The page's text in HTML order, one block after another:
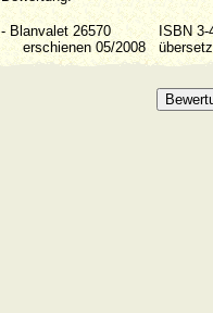
- Blanvalet 26570
ISBN
erschienen 05/2008